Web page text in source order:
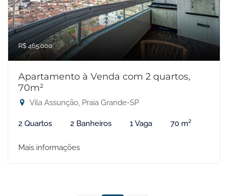
R$ 465.000
Apartamento à Venda com 2 quartos,
70m²
Vila Assunção, Praia Grande-SP
2 Quartos 2 Banheiros 1 Vaga 70 m²
Mais informações